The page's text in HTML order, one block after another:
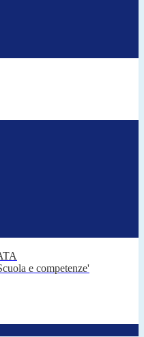
e competenze'